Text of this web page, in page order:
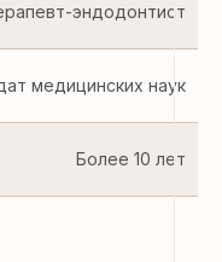
эндодонтист
медицинских наук
Более 10 лет